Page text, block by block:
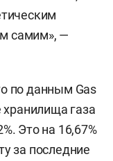
самим», —
по данным Gas
газа
Это на 16,67%
за последние